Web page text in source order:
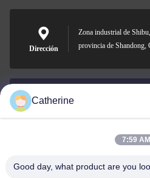
Dirección
Zona industrial de
provincia de Shandong,
Correo
Catherine
7:59 AM
Good day, what product are you